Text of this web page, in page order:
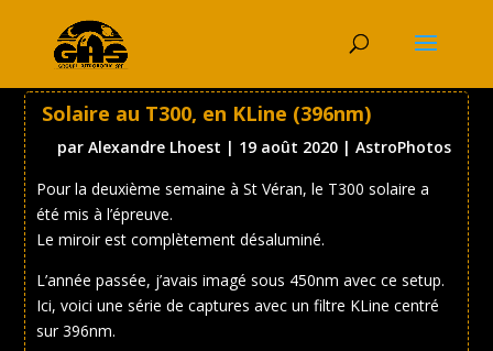
Solaire au T300, en KLine (396nm)
par Alexandre Lhoest | 19 août 2020| AstroPhotos
Pour la deuxième semaine à St Véran, le T300 solaire a
été mis à l’épreuve.
Le miroir est complètement désaluminé.
L’année passée, j’avais imagé sous 450nm avec ce setup.
Ici, voici une série de captures avec un filtre KLine centré
sur 396nm.